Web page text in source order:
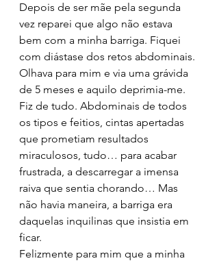
Depois de ser mãe pela segunda
vez reparei que algo não estava
bem com a minha barriga. Fiquei
com diástase dos retos abdominais.
Olhava para mim e via uma grávida
de 5 meses e aquilo deprimia-me.
Fiz de tudo. Abdominais de todos
os tipos e feitios, cintas apertadas
que prometiam resultados
miraculosos, tudo… para acabar
frustrada, a descarregar a imensa
raiva que sentia chorando… Mas
não havia maneira, a barriga era
daquelas inquilinas que insistia em
ficar.
Felizmente para mim que a minha